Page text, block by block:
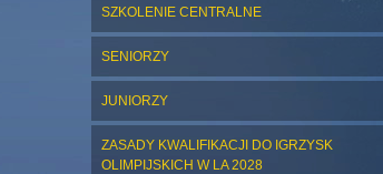
SZKOLENIE CENTRALNE
SENIORZY
JUNIORZY
ZASADY KWALIFIKACJI DO IGRZYSK
OLIMPIJSKICH W LA 2028